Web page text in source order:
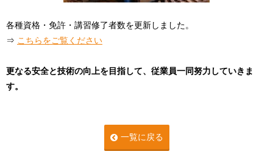
各種資格・免許・講習修了者数を更新しました。
⇒ こちらをご覧ください
更なる安全と技術の向上を目指して、従業員一同努力していきま
す。
一覧に戻る